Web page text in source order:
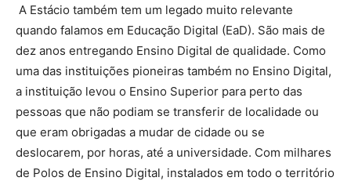
A Estácio também tem um legado muito relevante
quando falamos em Educação Digital (EaD). São mais de
dez anos entregando Ensino Digital de qualidade. Como
uma das instituições pioneiras também no Ensino Digital,
a instituição levou o Ensino Superior para perto das
pessoas que não podiam se transferir de localidade ou
que eram obrigadas a mudar de cidade ou se
deslocarem, por horas, até a universidade. Com milhares
de Polos de Ensino Digital, instalados em todo o território